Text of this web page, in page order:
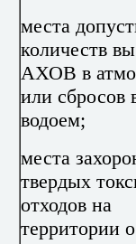
места
количеств
АХОВ в
или сбросов
водоем;
места
твердых
отходов на
территории